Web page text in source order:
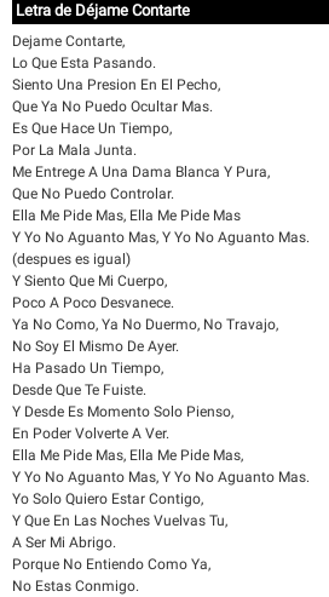
Letra de Déjame Contarte
Dejame Contarte,
Lo Que Esta Pasando.
Siento Una Presion En El Pecho,
Que Ya No Puedo Ocultar Mas.
Es Que Hace Un Tiempo,
Por La Mala Junta.
Me Entrege A Una Dama Blanca Y Pura,
Que No Puedo Controlar.
Ella Me Pide Mas, Ella Me Pide Mas
Y Yo No Aguanto Mas, Y Yo No Aguanto Mas.
(despues es igual)
Y Siento Que Mi Cuerpo,
Poco A Poco Desvanece.
Ya No Como, Ya No Duermo, No Travajo,
No Soy El Mismo De Ayer.
Ha Pasado Un Tiempo,
Desde Que Te Fuiste.
Y Desde Es Momento Solo Pienso,
En Poder Volverte A Ver.
Ella Me Pide Mas, Ella Me Pide Mas,
Y Yo No Aguanto Mas, Y Yo No Aguanto Mas.
Yo Solo Quiero Estar Contigo,
Y Que En Las Noches Vuelvas Tu,
A Ser Mi Abrigo.
Porque No Entiendo Como Ya,
No Estas Conmigo.